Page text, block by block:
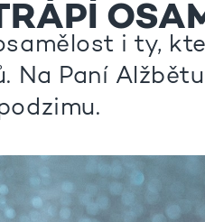
i ty,
Na Paní